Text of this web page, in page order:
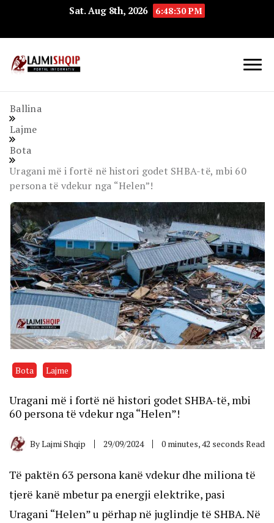
Sat. Aug 8th, 2026 6:48:31 PM
Ballina
Lajme
Bota
Uragani më i fortë në histori godet SHBA-të, mbi 60
persona të vdekur nga “Helen”!
Bota Lajme
Uragani më i fortë në histori godet SHBA-të, mbi
60 persona të vdekur nga “Helen”!
ByLajmi Shqip 29/09/2024 0 minutes, 42 seconds Read
Të paktën 63 persona kanë vdekur dhe miliona të
tjerë kanë mbetur pa energji elektrike, pasi
Uragani “Helen” u përhap në juglindje të SHBA. Në